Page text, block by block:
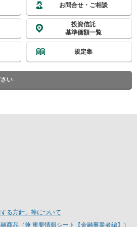
お問合せ・ご相談
投資信託
基準価額一覧
規定集
い
る方針」等について
商品（兼 重要情報シート【金融事業者編】）